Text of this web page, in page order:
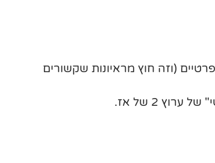
(וזה חוץ מראיונות שקשורים